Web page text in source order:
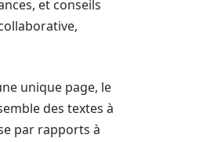
et conseils
unique page, le
des textes à
par rapports à